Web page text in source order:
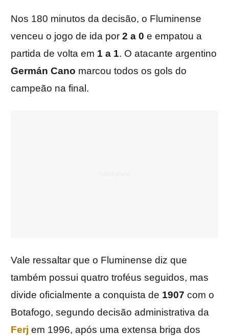
Nos 180 minutos da decisão, o Fluminense
venceu o jogo de ida por 2 a 0 e empatou a
partida de volta em 1 a 1. O atacante argentino
Germán Cano marcou todos os gols do
campeão na final.
Vale ressaltar que o Fluminense diz que
também possui quatro troféus seguidos, mas
divide oficialmente a conquista de 1907 com o
Botafogo, segundo decisão administrativa da
Ferj em 1996, após uma extensa briga dos